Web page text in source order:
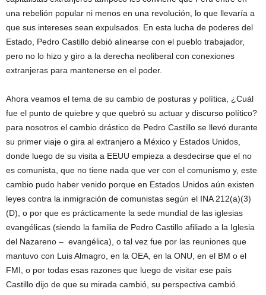
una rebelión popular ni menos en una revolución, lo que llevaría a
que sus intereses sean expulsados. En esta lucha de poderes del
Estado, Pedro Castillo debió alinearse con el pueblo trabajador,
pero no lo hizo y giro a la derecha neoliberal con conexiones
extranjeras para mantenerse en el poder.
Ahora veamos el tema de su cambio de posturas y política, ¿Cuál
fue el punto de quiebre y que quebró su actuar y discurso político?
para nosotros el cambio drástico de Pedro Castillo se llevó durante
su primer viaje o gira al extranjero a México y Estados Unidos,
donde luego de su visita a EEUU empieza a desdecirse que el no
es comunista, que no tiene nada que ver con el comunismo y, este
cambio pudo haber venido porque en Estados Unidos aún existen
leyes contra la inmigración de comunistas según el INA 212(a)(3)
(D), o por que es prácticamente la sede mundial de las iglesias
evangélicas (siendo la familia de Pedro Castillo afiliado a la Iglesia
del Nazareno – evangélica), o tal vez fue por las reuniones que
mantuvo con Luis Almagro, en la OEA, en la ONU, en el BM o el
FMI, o por todas esas razones que luego de visitar ese país
Castillo dijo de que su mirada cambió, su perspectiva cambió.